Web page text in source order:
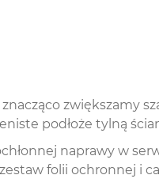
zwiększamy
podłoże tylną
naprawy w
folii ochronnej i